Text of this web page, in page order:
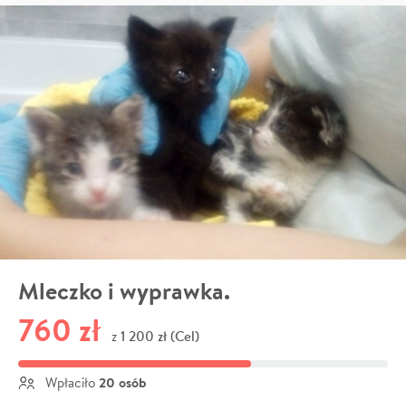
Mleczko i wyprawka.
760 zł z 1 200 zł (Cel)
Wpłaciło 20 osób